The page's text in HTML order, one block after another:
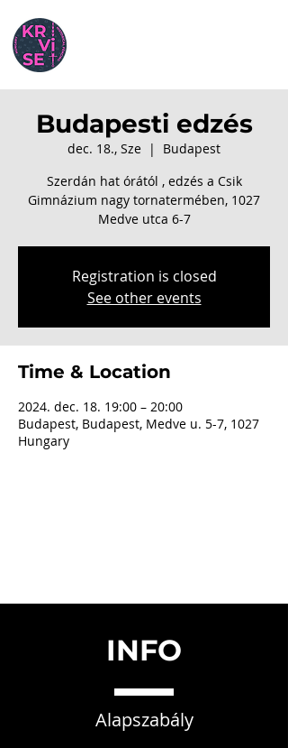
Budapesti edzés
dec. 18., Sze
  |
Budapest
Szerdán hat órától , edzés a Csik
Gimnázium nagy tornatermében, 1027
Medve utca 6-7
Registration is closed
See other events
Time & Location
2024. dec. 18. 19:00 – 20:00
Budapest, Budapest, Medve u. 5-7, 1027
Hungary
INFO
Alapszabály